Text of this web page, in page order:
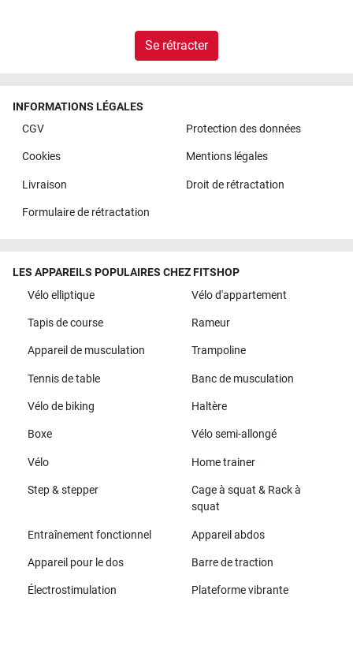
Se rétracter
INFORMATIONS LÉGALES
CGV
Protection des données
Cookies Mentions légales
Livraison Droit de rétractation
Formulaire de rétractation
LES APPAREILS POPULAIRES CHEZ FITSHOP
Vélo elliptique
Vélo d'appartement
Tapis de course Rameur
Appareil de musculation Trampoline
Tennis de table Banc de musculation
Vélo de biking Haltère
Boxe Vélo semi-allongé
Vélo Home trainer
Step & stepper
Cage à squat & Rack à
squat
Entraînement fonctionnel Appareil abdos
Appareil pour le dos Barre de traction
Électrostimulation Plateforme vibrante